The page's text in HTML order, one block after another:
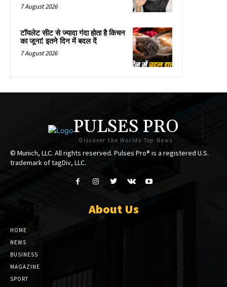
7 August 2026
टॉयलेट सीट से ज्यादा गंदा होता है किचन
का जूना! इतने दिन में बदल दें
7 August 2026
PULSES PRO
Discover the Worlds Top News
© Munich, LLC. All rights reserved. Pulses Pro® is a registered U.S.
trademark of tagDiv, LLC.
About Us
HOME
NEWS
BUSINESS
MAGAZINE
SPORT